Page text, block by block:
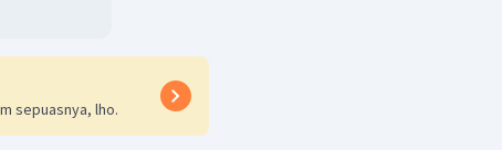
sepuasnya, lho.